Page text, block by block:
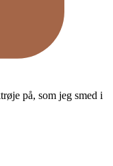
på, som jeg smed i